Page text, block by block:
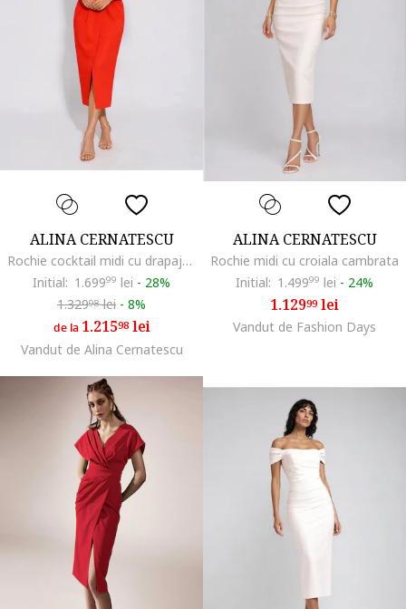
ALINA CERNATESCU
Rochie cocktail midi cu drapaje ALAYA, Rosu
Initial: 1.69999 lei - 28%
1.32998lei - 8%
de la 1.21598lei
Vandut de Alina Cernatescu
ALINA CERNATESCU
Rochie midi cu croiala cambrata
Initial: 1.49999 lei - 24%
1.12999lei
Vandut de Fashion Days